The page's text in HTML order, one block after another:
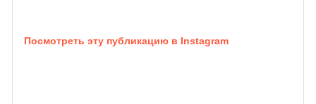
Посмотреть эту публикацию в Instagram